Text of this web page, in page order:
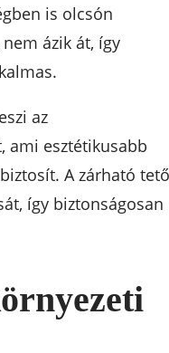
is olcsón
ázik át, így
az
ami esztétikusabb
A zárható tető
így biztonságosan